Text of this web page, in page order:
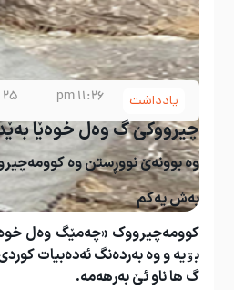
یادداشت 11:26 pm 25 ئازار 2024
چیرووکێ گ وەل خوەێا
وە بوونەێ نووڕستن وە
بەش یەکم
کوومەچیرووک «چەمێگ وەل
بۊیە و وە بەردەنگ ئەدەبیات
گ ها ناو ئێ بەرهەمە.